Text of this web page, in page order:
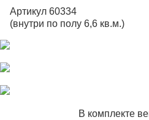
Артикул 60334
(внутри по полу 6,6 кв.м.)
В комплекте